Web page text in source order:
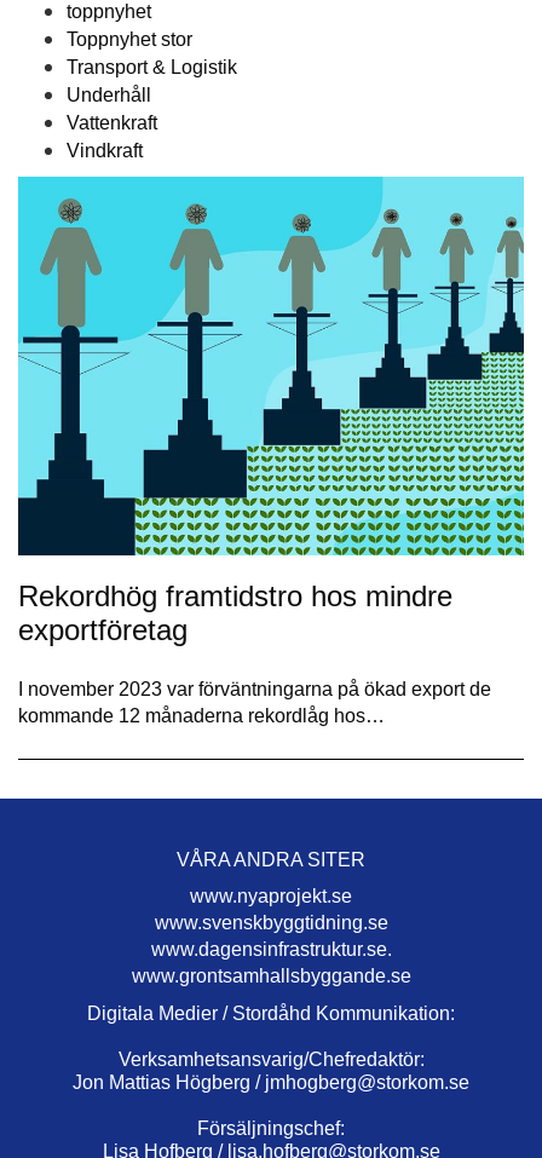
toppnyhet
Toppnyhet stor
Transport & Logistik
Underhåll
Vattenkraft
Vindkraft
Rekordhög framtidstro hos mindre
exportföretag
I november 2023 var förväntningarna på ökad export de
kommande 12 månaderna rekordlåg hos…
VÅRA ANDRA SITER
www.nyaprojekt.se
www.svenskbyggtidning.se
www.dagensinfrastruktur.se.
www.grontsamhallsbyggande.se
Digitala Medier / Stordåhd Kommunikation:
Verksamhetsansvarig/Chefredaktör:
Jon Mattias Högberg / jmhogberg@storkom.se
Försäljningschef:
Lisa Hofberg / lisa.hofberg@storkom.se